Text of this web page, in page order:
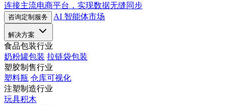
连接主流电商平台，实现数据无缝同步
咨询定制服务 AI 智能体市场
解决方案
食品包装行业
奶粉罐包装 拉链袋包装
塑胶制售行业
塑料瓶 仓库可视化
注塑制造行业
玩具积木